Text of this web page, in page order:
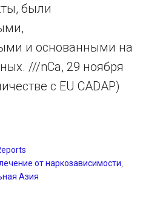
были
и основанными на
///nCa, 29 ноября
с EU CADAP)
от наркозависимости
Азия